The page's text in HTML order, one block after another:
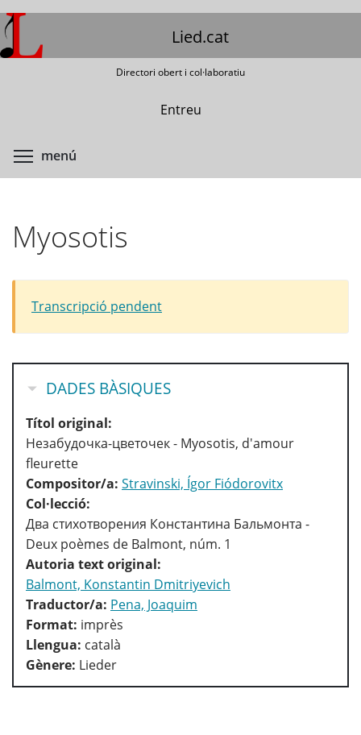
Vés
al
contingut
Lied.cat
Directori obert i col·laboratiu
Entreu
menú
Myosotis
Transcripció pendent
OCULTA
DADES BÀSIQUES
Títol original:
Незабудочка-цветочек - Myosotis, d'amour
fleurette
Compositor/a: Stravinski, Ígor Fiódorovitx
Col·lecció:
Два стихотворения Константина Бальмонта -
Deux poèmes de Balmont, núm. 1
Autoria text original:
Balmont, Konstantin Dmitriyevich
Traductor/a: Pena, Joaquim
Format: imprès
Llengua: català
Gènere: Lieder